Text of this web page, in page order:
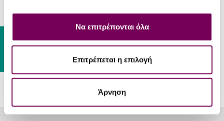
Να επιτρέπονται όλα
Επιτρέπεται η επιλογή
Άρνηση
Θερμοκρασία
Σερβιρίσματος
Gift Card